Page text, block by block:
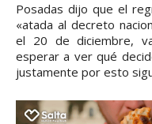
Posadas dijo que el
«atada al decreto
el 20 de diciembre,
esperar a ver qué
justamente por esto